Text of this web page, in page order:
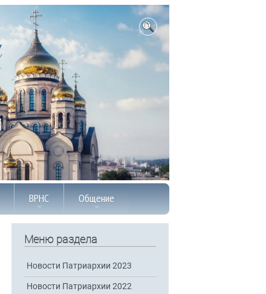
ВРНС Общение
Меню раздела
Новости Патриархии 2023
Новости Патриархии 2022